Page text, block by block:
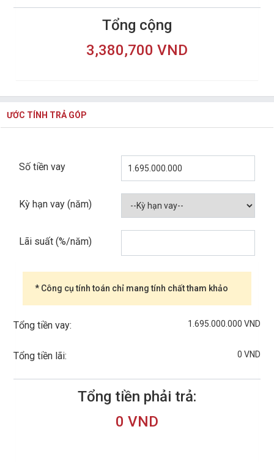
Tổng cộng
3,380,700 VND
ƯỚC TÍNH TRẢ GÓP
Số tiền vay
Kỳ hạn vay (năm)
Lãi suất (%/năm)
* Công cụ tính toán chỉ mang tính chất tham khảo
Tổng tiền vay: 1.695.000.000 VND
Tổng tiền lãi: 0 VND
Tổng tiền phải trả:
0 VND